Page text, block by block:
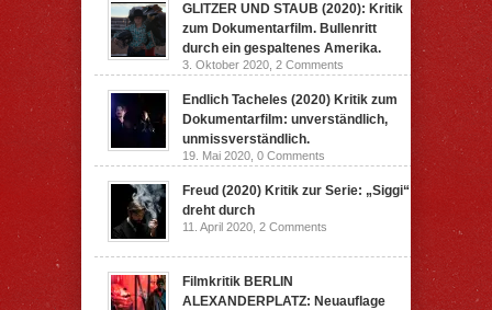
GLITZER UND STAUB (2020): Kritik
zum Dokumentarfilm. Bullenritt
durch ein gespaltenes Amerika.
3. Oktober 2020, 2 Comments
Endlich Tacheles (2020) Kritik zum
Dokumentarfilm: unverständlich,
unmissverständlich.
19. Mai 2020, 0 Comments
Freud (2020) Kritik zur Serie: „Siggi“
dreht durch
11. April 2020, 2 Comments
Filmkritik BERLIN
ALEXANDERPLATZ: Neuauflage